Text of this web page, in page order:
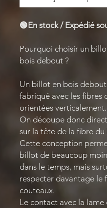
🟢En stock / Expédié
Pourquoi choisir un
bois debout ?
Un billot en bois
fabriqué avec les fibres
orientées verticalement.
On découpe donc
sur la tête de la fibre du
Cette conception
billot de beaucoup
dans le temps, mais
respecter davantage le
couteaux.
Le contact avec la lame